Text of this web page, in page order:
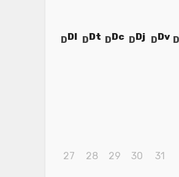
Dl Dt Dc Dj Dv
27 28 29 30 31